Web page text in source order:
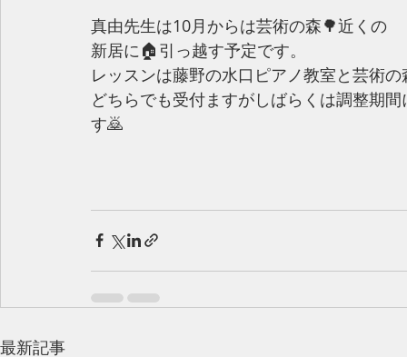
真由先生は10月からは芸術の森🌳近くの
新居に🏠引っ越す予定です。
レッスンは藤野の水口ピアノ教室と芸術の
どちらでも受付ますがしばらくは調整期
す🙇
最新記事